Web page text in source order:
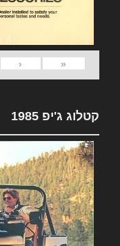
«
‹
קטלוג ג'יפ 1985